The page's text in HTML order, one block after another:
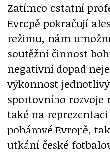
Zatímco ostatní
Evropě pokračují
režimu, nám
soutěžní činnost
negativní dopad
výkonnost
sportovního rozvoje
také na
pohárové Evropě,
utkání české